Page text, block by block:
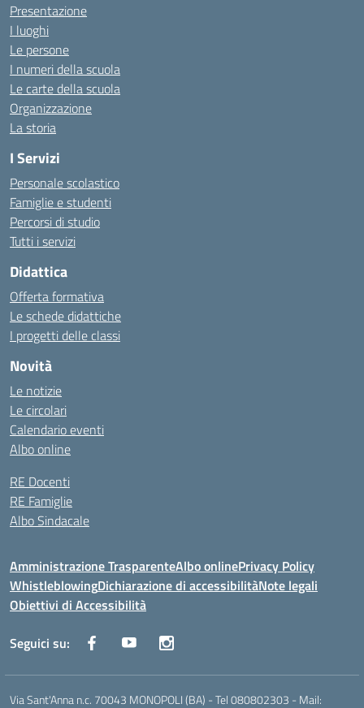
Presentazione
I luoghi
Le persone
I numeri della scuola
Le carte della scuola
Organizzazione
La storia
I Servizi
Personale scolastico
Famiglie e studenti
Percorsi di studio
Tutti i servizi
Didattica
Offerta formativa
Le schede didattiche
I progetti delle classi
Novità
Le notizie
Le circolari
Calendario eventi
Albo online
RE Docenti
RE Famiglie
Albo Sindacale
Amministrazione TrasparenteAlbo onlinePrivacy Policy
WhistleblowingDichiarazione di accessibilitàNote legali
Obiettivi di Accessibilità
Seguici su:
Via Sant'Anna n.c. 70043 MONOPOLI (BA) - Tel 080802303 - Mail: